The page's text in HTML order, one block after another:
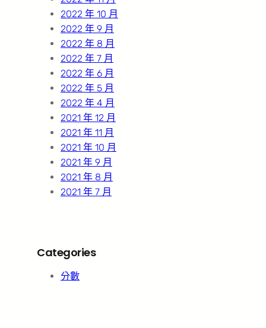
2022 年 10 月
2022 年 9 月
2022 年 8 月
2022 年 7 月
2022 年 6 月
2022 年 5 月
2022 年 4 月
2021 年 12 月
2021 年 11 月
2021 年 10 月
2021 年 9 月
2021 年 8 月
2021 年 7 月
Categories
分數